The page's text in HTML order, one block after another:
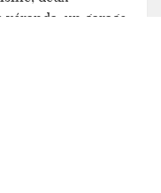
un garage,